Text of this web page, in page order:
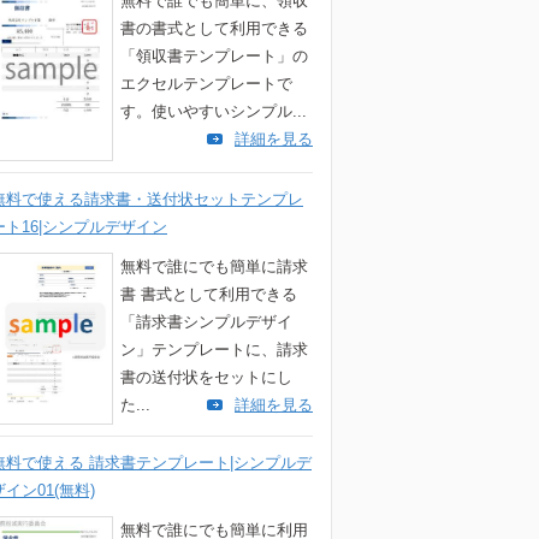
書の書式として利用できる
「領収書テンプレート」の
エクセルテンプレートで
す。使いやすいシンプル...
詳細を見る
料で使える請求書・送付状セットテンプレ
ト16|シンプルデザイン
無料で誰にでも簡単に請求
書 書式として利用できる
「請求書シンプルデザイ
ン」テンプレートに、請求
書の送付状をセットにし
た...
詳細を見る
料で使える 請求書テンプレート|シンプルデ
イン01(無料)
無料で誰にでも簡単に利用